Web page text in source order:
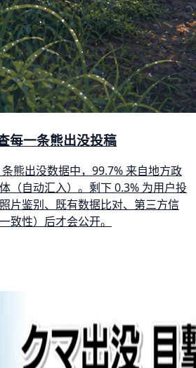
每一条熊出没投稿
熊出没数据中，99.7% 来自地方政
（自动汇入）。剩下 0.3% 为用户投
片鉴别、既有数据比对、第三方信
致性）后才会公开。